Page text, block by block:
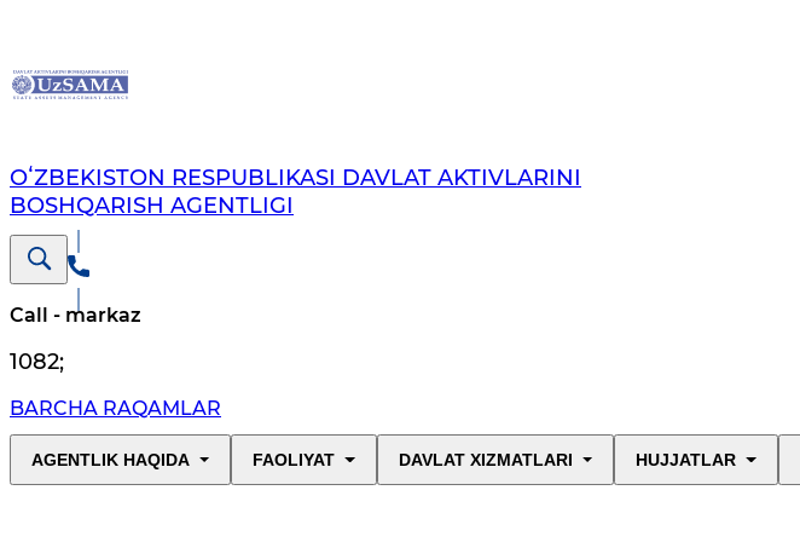
OʻZBEKISTON RESPUBLIKASI DAVLAT AKTIVLARINI
BOSHQARISH AGENTLIGI
Call - markaz
1082;
BARCHA RAQAMLAR
AGENTLIK HAQIDA FAOLIYAT DAVLAT XIZMATLARI HUJJATLAR